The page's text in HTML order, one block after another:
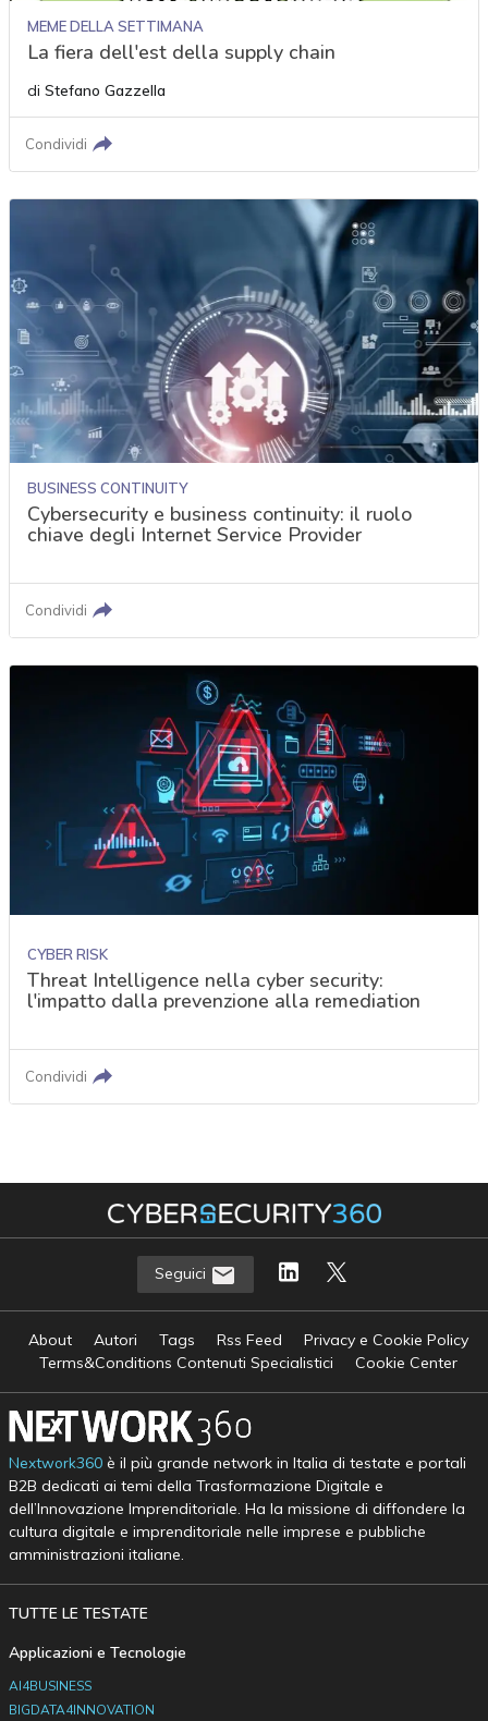
MEME DELLA SETTIMANA
La fiera dell'est della supply chain
di Stefano Gazzella
Condividi
BUSINESS CONTINUITY
Cybersecurity e business continuity: il ruolo
chiave degli Internet Service Provider
Condividi
CYBER RISK
Threat Intelligence nella cyber security:
l'impatto dalla prevenzione alla remediation
Condividi
Seguici
About Autori Tags Rss Feed
Privacy e Cookie Policy
Terms&Conditions Contenuti Specialistici
Cookie Center
Nextwork360è il più grande network in Italia di testate e portali
B2B dedicati ai temi della Trasformazione Digitale e
dell’Innovazione Imprenditoriale. Ha la missione di diffondere la
cultura digitale e imprenditoriale nelle imprese e pubbliche
amministrazioni italiane.
TUTTE LE TESTATE
Applicazioni e Tecnologie
AI4BUSINESS
BIGDATA4INNOVATION